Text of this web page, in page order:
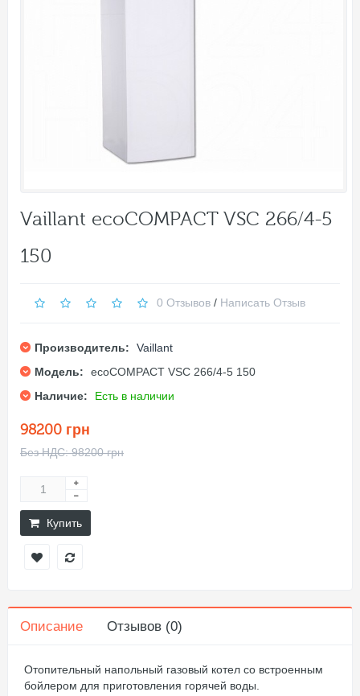
Vaillant ecoCOMPACT VSC 266/4-5
150
0 Отзывов / Написать Отзыв
Производитель:
Vaillant
Модель:
ecoCOMPACT VSC 266/4-5 150
Наличие:
Есть в наличии
98200 грн
Без НДС: 98200 грн
Купить
Описание Отзывов (0)
Отопительный напольный газовый котел со встроенным
бойлером для приготовления горячей воды.